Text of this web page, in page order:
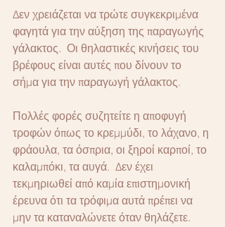
Δεν χρειάζεται να τρώτε συγκεκριμένα
φαγητά για την αύξηση της παραγωγής
γάλακτος.  Οι θηλαστικές κινήσεις του
βρέφους είναι αυτές που δίνουν το
σήμα για την παραγωγή γάλακτος.
Πολλές φορές συζητείτε η αποφυγή
τροφών όπως το κρεμμύδι, το λάχανο, η
φράουλα, τα όσπρια, οι ξηροί καρποί, το
καλαμπόκι, τα αυγά.  Δεν έχει
τεκμηριωθεί από καμία επιστημονική
έρευνα ότι τα τρόφιμα αυτά πρέπει να
μην τα καταναλώνετε όταν θηλάζετε.